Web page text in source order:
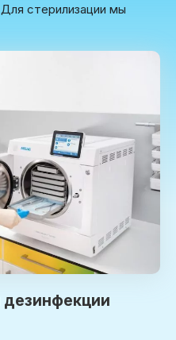
стерилизации мы
дезинфекции